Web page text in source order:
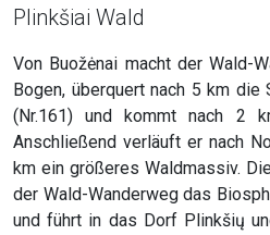
Plinkšiai Wald
Von Buožėnai macht der Wald-
Bogen, überquert nach 5 km die
(Nr.161) und kommt nach 2
Anschließend verläuft er nach
km ein größeres Waldmassiv.
der Wald-Wanderweg das
und führt in das Dorf Plinkšių